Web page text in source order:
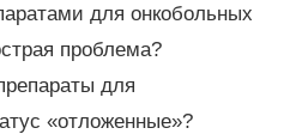
для онкобольных
проблема?
для
«отложенные»?